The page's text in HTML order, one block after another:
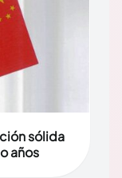
sólida
años